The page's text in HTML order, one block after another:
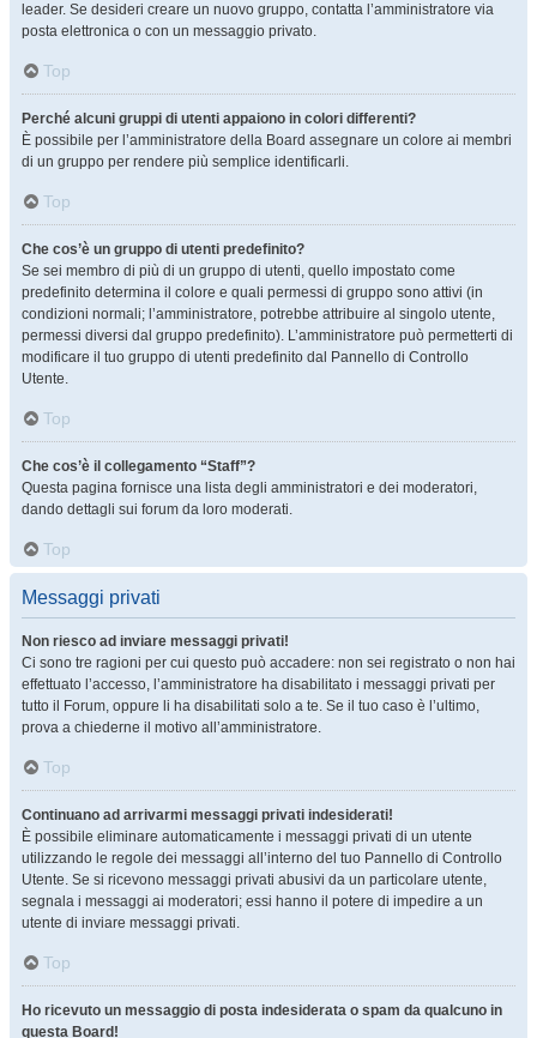
leader. Se desideri creare un nuovo gruppo, contatta l’amministratore via
posta elettronica o con un messaggio privato.
Top
Perché alcuni gruppi di utenti appaiono in colori differenti?
È possibile per l’amministratore della Board assegnare un colore ai membri
di un gruppo per rendere più semplice identificarli.
Top
Che cos’è un gruppo di utenti predefinito?
Se sei membro di più di un gruppo di utenti, quello impostato come
predefinito determina il colore e quali permessi di gruppo sono attivi (in
condizioni normali; l’amministratore, potrebbe attribuire al singolo utente,
permessi diversi dal gruppo predefinito). L’amministratore può permetterti di
modificare il tuo gruppo di utenti predefinito dal Pannello di Controllo
Utente.
Top
Che cos’è il collegamento “Staff”?
Questa pagina fornisce una lista degli amministratori e dei moderatori,
dando dettagli sui forum da loro moderati.
Top
Messaggi privati
Non riesco ad inviare messaggi privati!
Ci sono tre ragioni per cui questo può accadere: non sei registrato o non hai
effettuato l’accesso, l’amministratore ha disabilitato i messaggi privati per
tutto il Forum, oppure li ha disabilitati solo a te. Se il tuo caso è l’ultimo,
prova a chiederne il motivo all’amministratore.
Top
Continuano ad arrivarmi messaggi privati indesiderati!
È possibile eliminare automaticamente i messaggi privati ​​di un utente
utilizzando le regole dei messaggi all’interno del tuo Pannello di Controllo
Utente. Se si ricevono messaggi privati ​​abusivi da un particolare utente,
segnala i messaggi ai moderatori; essi hanno il potere di impedire a un
utente di inviare messaggi privati​​.
Top
Ho ricevuto un messaggio di posta indesiderata o spam da qualcuno in
questa Board!